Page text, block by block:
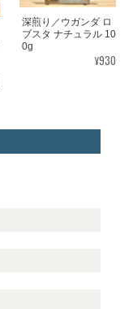
深煎り／ウガンダ ロ
ブスタ ナチュラル 10
0g
¥930